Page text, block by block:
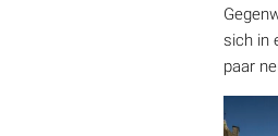
sich in
paar